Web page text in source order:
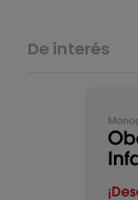
De interés